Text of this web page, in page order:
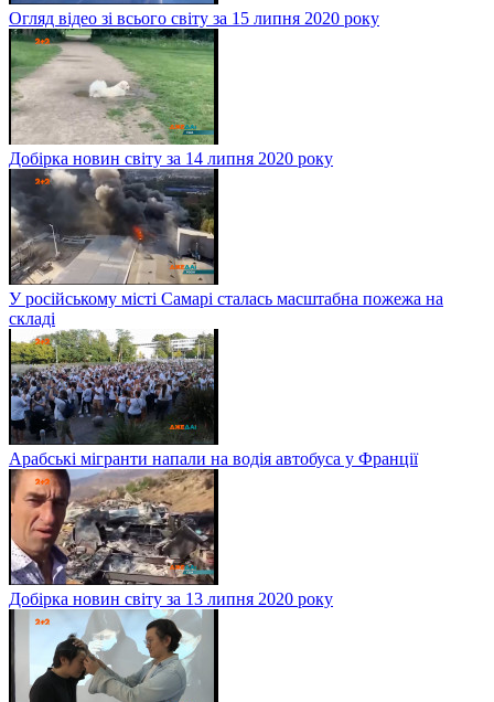
Огляд відео зі всього світу за 15 липня 2020 року
Добірка новин світу за 14 липня 2020 року
У російському місті Самарі сталась масштабна пожежа на
складі
Арабські мігранти напали на водія автобуса у Франції
Добірка новин світу за 13 липня 2020 року